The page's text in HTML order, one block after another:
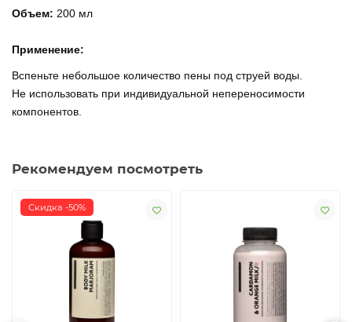
Объем: 200 мл
Применение:
Вспеньте небольшое количество пены под струей воды.
Не использовать при индивидуальной непереносимости
компонентов.
Рекомендуем посмотреть
Скидка -50%